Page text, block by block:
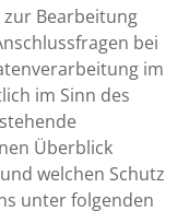
Bearbeitung
bei
im
im Sinn des
Überblick
welchen Schutz
unter folgenden